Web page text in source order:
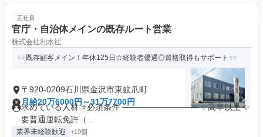
正社員
官庁・自治体メインの既存ルート営業
株式会社利水社
既存顧客メイン！年休125日☆経験者優遇◎資格取得もサポート
〒920-0209石川県金沢市東蚊爪町
月給20万6000円～31万7700円
求めている人材 ⭐必須条件 ───────────── ✨高卒以上 ✨
要普通運転免許（...
業界未経験歓迎 +19個